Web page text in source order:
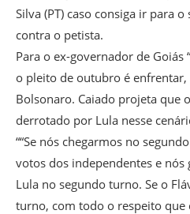
Silva (PT) caso consiga ir para
contra o petista.
Para o ex-governador de Goiás
o pleito de outubro é
Bolsonaro. Caiado projeta que
derrotado por Lula nesse
““Se nós chegarmos no
votos dos independentes e
Lula no segundo turno. Se o
turno, com todo o respeito que